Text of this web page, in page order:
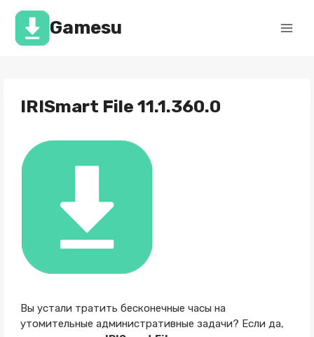
Перейти
содержимомуGamesu
IRISmart File 11.1.360.0
Вы устали тратить бесконечные часы на
утомительные административные задачи? Если да,